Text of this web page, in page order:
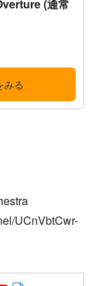
(通常
みる
UCnVbtCwr-